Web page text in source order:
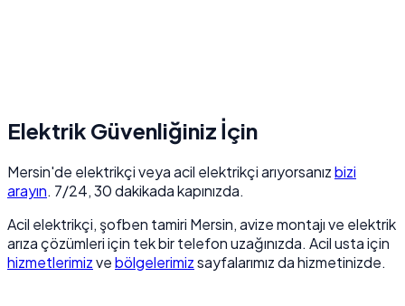
Elektrik Güvenliğiniz İçin
Mersin'de elektrikçi veya acil elektrikçi arıyorsanızbizi
arayın. 7/24, 30 dakikada kapınızda.
Acil elektrikçi, şofben tamiri Mersin, avize montajı ve elektrik
arıza çözümleri için tek bir telefon uzağınızda. Acil usta için
hizmetlerimizvebölgelerimizsayfalarımız da hizmetinizde.